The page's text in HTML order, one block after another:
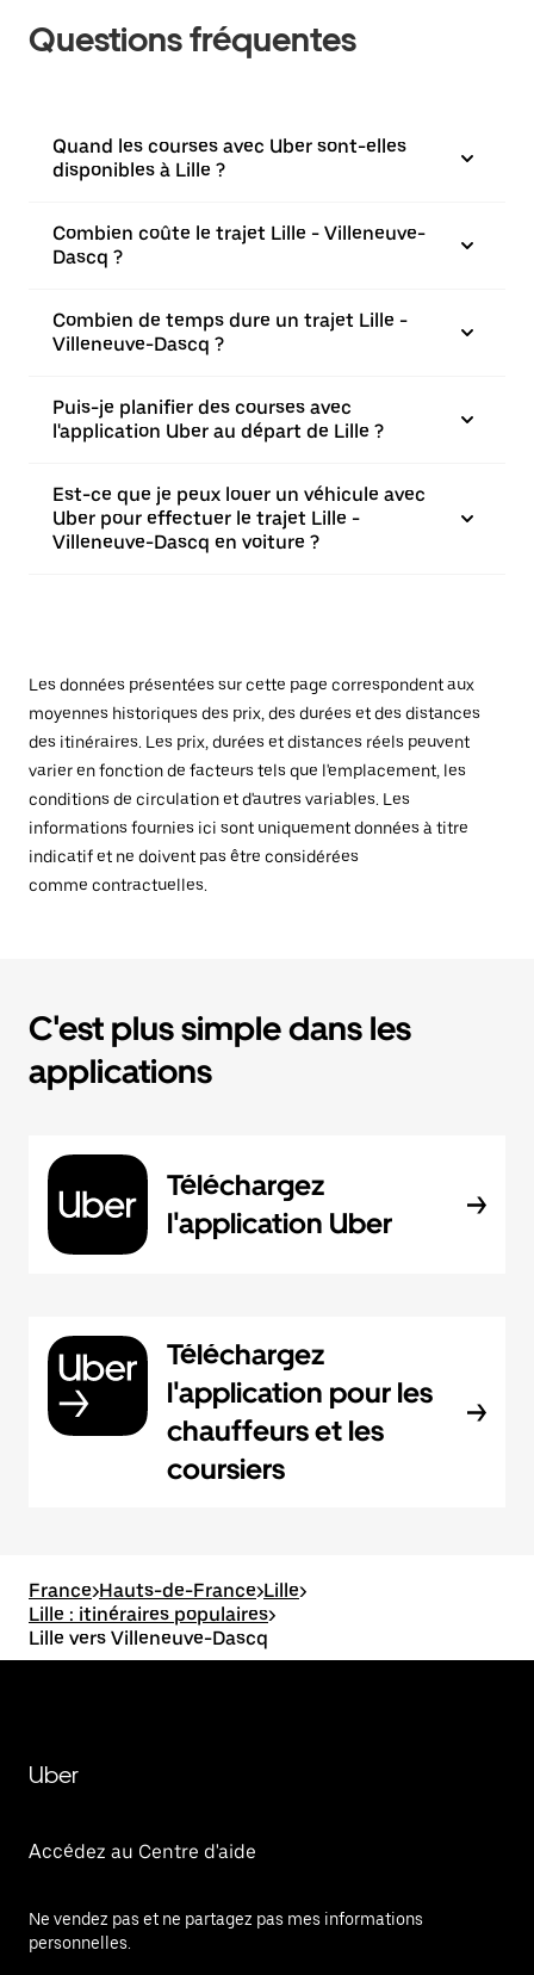
Questions fréquentes
Quand les courses avec Uber sont-elles
disponibles à Lille ?
Combien coûte le trajet Lille - Villeneuve-
Dascq ?
Combien de temps dure un trajet Lille -
Villeneuve-Dascq ?
Puis-je planifier des courses avec
l'application Uber au départ de Lille ?
Est-ce que je peux louer un véhicule avec
Uber pour effectuer le trajet Lille -
Villeneuve-Dascq en voiture ?
Les données présentées sur cette page correspondent aux
moyennes historiques des prix, des durées et des distances
des itinéraires. Les prix, durées et distances réels peuvent
varier en fonction de facteurs tels que l'emplacement, les
conditions de circulation et d'autres variables. Les
informations fournies ici sont uniquement données à titre
indicatif et ne doivent pas être considérées
comme contractuelles.
C'est plus simple dans les
applications
Téléchargez
l'application Uber
Téléchargez
l'application pour les
chauffeurs et les
coursiers
France>Hauts-de-France>Lille>
Lille : itinéraires populaires>
Lille vers Villeneuve-Dascq
Uber
Accédez au Centre d'aide
Ne vendez pas et ne partagez pas mes informations
personnelles.